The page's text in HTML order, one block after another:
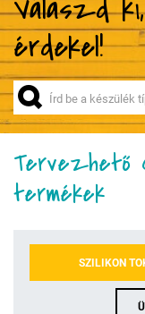
Válaszd
érdekel!
Tervezhető
termékek
SZILIKON